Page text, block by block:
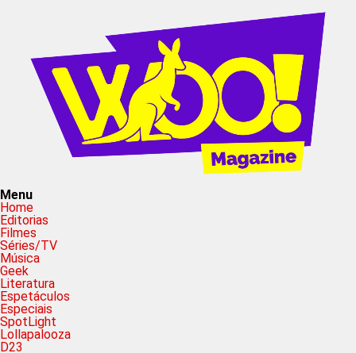
Menu
Home
Editorias
Filmes
Séries/TV
Música
Geek
Literatura
Espetáculos
Especiais
SpotLight
Lollapalooza
D23